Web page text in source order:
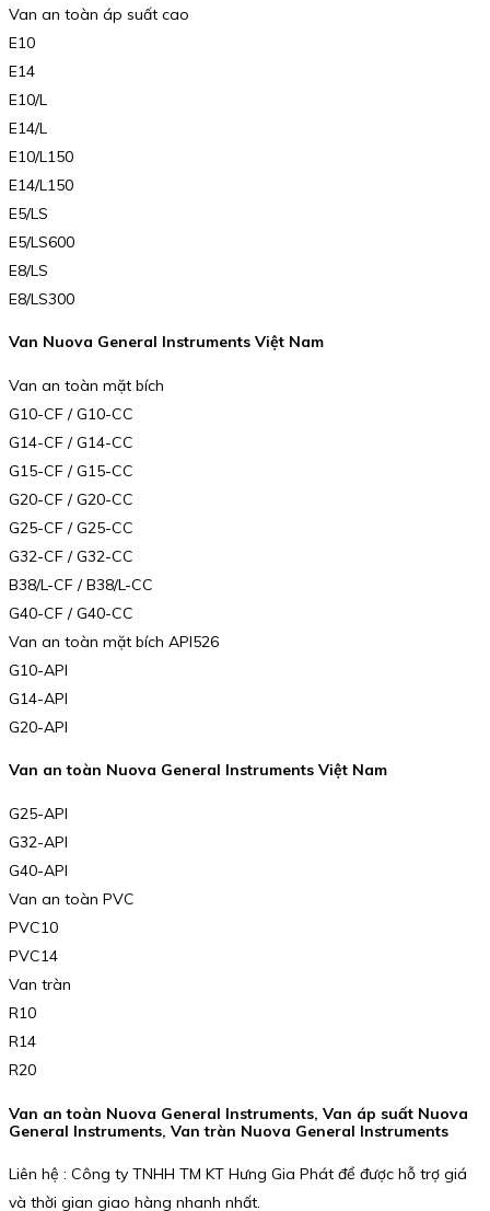
Van an toàn áp suất cao
E10
E14
E10/L
E14/L
E10/L150
E14/L150
E5/LS
E5/LS600
E8/LS
E8/LS300
Van Nuova General Instruments Việt Nam
Van an toàn mặt bích
G10-CF / G10-CC
G14-CF / G14-CC
G15-CF / G15-CC
G20-CF / G20-CC
G25-CF / G25-CC
G32-CF / G32-CC
B38/L-CF / B38/L-CC
G40-CF / G40-CC
Van an toàn mặt bích API526
G10-API
G14-API
G20-API
Van an toàn Nuova General Instruments Việt Nam
G25-API
G32-API
G40-API
Van an toàn PVC
PVC10
PVC14
Van tràn
R10
R14
R20
Van an toàn Nuova General Instruments, Van áp suất Nuova
General Instruments, Van tràn Nuova General Instruments
Liên hệ : Công ty TNHH TM KT Hưng Gia Phát để được hỗ trợ giá
và thời gian giao hàng nhanh nhất.